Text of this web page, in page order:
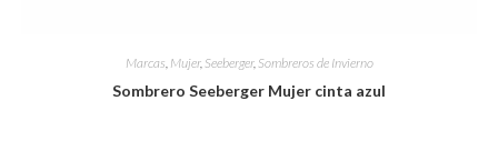
Marcas Mujer, Seeberger, Sombreros de Invierno
Sombrero Seeberger Mujer cinta azul